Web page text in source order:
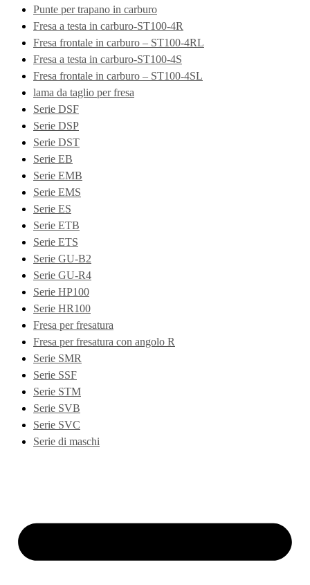
Punte per trapano in carburo
Fresa a testa in carburo-ST100-4R
Fresa frontale in carburo – ST100-4RL
Fresa a testa in carburo-ST100-4S
Fresa frontale in carburo – ST100-4SL
lama da taglio per fresa
Serie DSF
Serie DSP
Serie DST
Serie EB
Serie EMB
Serie EMS
Serie ES
Serie ETB
Serie ETS
Serie GU-B2
Serie GU-R4
Serie HP100
Serie HR100
Fresa per fresatura
Fresa per fresatura con angolo R
Serie SMR
Serie SSF
Serie STM
Serie SVB
Serie SVC
Serie di maschi